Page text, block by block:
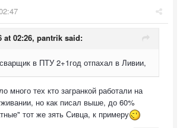
at 02:26, pantrik said:
в ПТУ 2+1год отпахал в Ливии,
много тех кто загранкой работали на
но как писал выше, до 60%
тот же зять Сивца, к примеру